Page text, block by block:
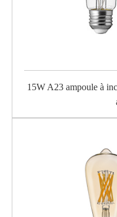
15W A23 ampoule à